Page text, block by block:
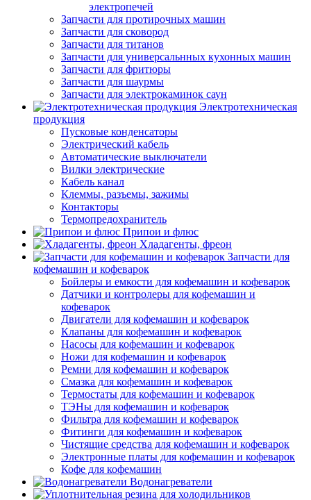
электропечей
Запчасти для протирочных машин
Запчасти для сковород
Запчасти для титанов
Запчасти для универсальнных кухонных машин
Запчасти для фритюры
Запчасти для шаурмы
Запчасти для электрокаминок саун
Электротехническая
продукция
Пусковые конденсаторы
Электрический кабель
Автоматические выключатели
Вилки электрические
Кабель канал
Клеммы, разъемы, зажимы
Контакторы
Термопредохранитель
Припои и флюс
Хладагенты, фреон
Запчасти для
кофемашин и кофеварок
Бойлеры и емкости для кофемашин и кофеварок
Датчики и контролеры для кофемашин и
кофеварок
Двигатели для кофемашин и кофеварок
Клапаны для кофемашин и кофеварок
Насосы для кофемашин и кофеварок
Ножи для кофемашин и кофеварок
Ремни для кофемашин и кофеварок
Смазка для кофемашин и кофеварок
Термостаты для кофемашин и кофеварок
ТЭНы для кофемашин и кофеварок
Фильтра для кофемашин и кофеварок
Фитинги для кофемашин и кофеварок
Чистящие средства для кофемашин и кофеварок
Электронные платы для кофемашин и кофеварок
Кофе для кофемашин
Водонагреватели